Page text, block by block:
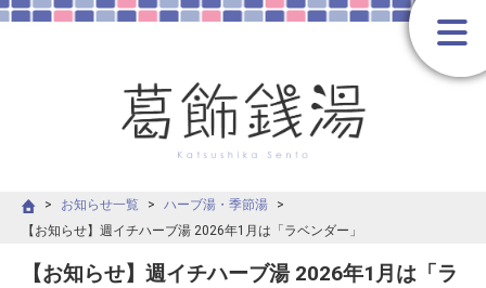
お知らせ一覧
ハーブ湯・季節湯
【お知らせ】週イチハーブ湯 2026年1月は「ラベンダー」
【お知らせ】週イチハーブ湯 2026年1月は「ラ